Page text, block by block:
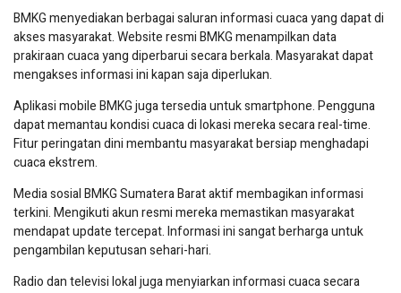
BMKG menyediakan berbagai saluran informasi cuaca yang dapat di
akses masyarakat. Website resmi BMKG menampilkan data
prakiraan cuaca yang diperbarui secara berkala. Masyarakat dapat
mengakses informasi ini kapan saja diperlukan.
Aplikasi mobile BMKG juga tersedia untuk smartphone. Pengguna
dapat memantau kondisi cuaca di lokasi mereka secara real-time.
Fitur peringatan dini membantu masyarakat bersiap menghadapi
cuaca ekstrem.
Media sosial BMKG Sumatera Barat aktif membagikan informasi
terkini. Mengikuti akun resmi mereka memastikan masyarakat
mendapat update tercepat. Informasi ini sangat berharga untuk
pengambilan keputusan sehari-hari.
Radio dan televisi lokal juga menyiarkan informasi cuaca secara